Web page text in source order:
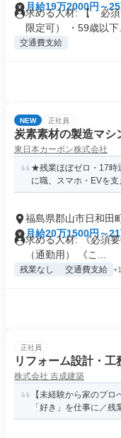
月給19万2000円～
求める人材: 【 必
限定可） ・59歳以下...
交通費支給
NEW 正社員
炭素素材の製造マシ
東日本カーボン株式会社
★残業ほぼゼロ・17時
に職、スマホ・EVを支
福島県郡山市日和田
月給20万1500円～
求める人材: 《必須
（通勤用） 《こ...
残業なし 交通費支給
正社員
リフォーム設計・
株式会社 吉成建築
【未経験から家のプ
「好き」を仕事に／残